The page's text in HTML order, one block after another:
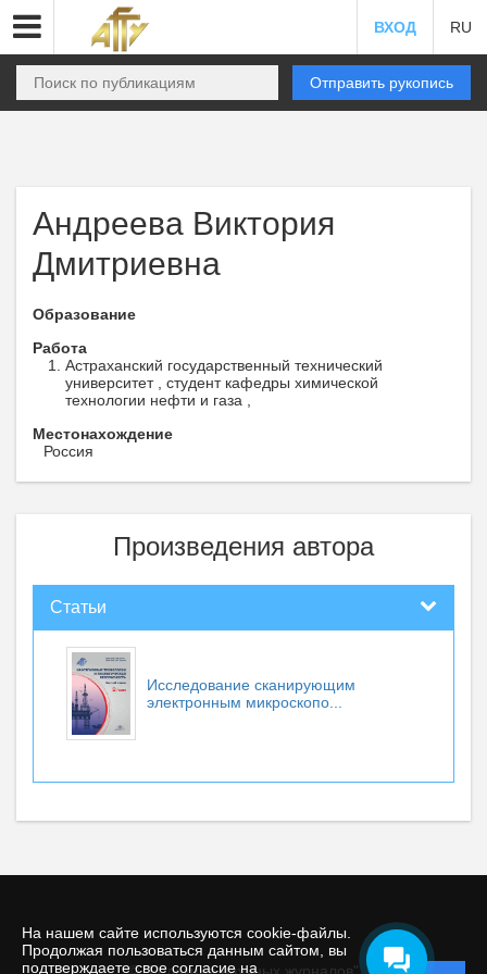
На нашем сайте используются cookie-файлы.
Продолжая пользоваться данным сайтом, вы
подтверждаете свое согласие на
ВХОД RU
Отправить рукопись
Андреева Виктория
Дмитриевна
Образование
Работа
Астраханский государственный технический
университет , студент кафедры химической
технологии нефти и газа ,
Местонахождение
Россия
Произведения автора
Статьи
Исследование сканирующим
электронным микроскопо...